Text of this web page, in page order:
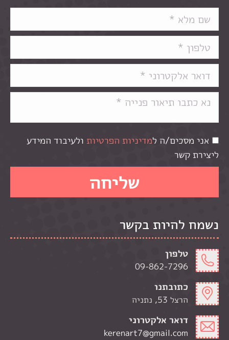
אני מסכים/ה למדיניות הפרטיות ולעיבוד המידע
ליצירת קשר
נשמח להיות בקשר
טלפון
09-862-7296
כתובתנו
הרצל 53, נתניה
דואר אלקטרוני
kerenart7@gmail.com